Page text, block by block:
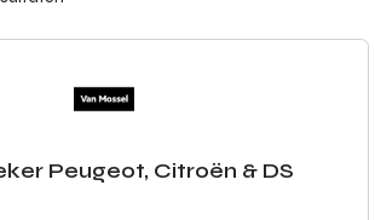
Peugeot, Citroën & DS